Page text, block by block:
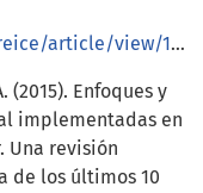
article/view/10139
(2015). Enfoques y
implementadas en
Una revisión
de los últimos 10